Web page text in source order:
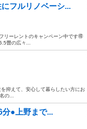
フルリノベーシ...
リーレントのキャンペーン中です🉐
畳の広々...
抑えて、安心して暮らしたい方にお
の...
●上野まで...